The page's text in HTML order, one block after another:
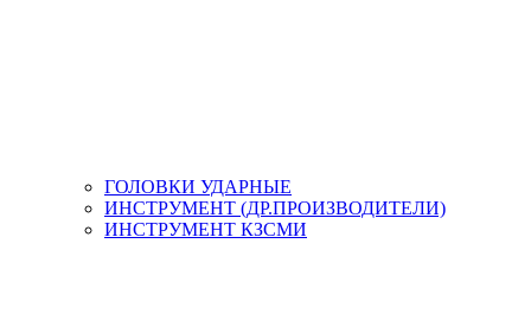
ГОЛОВКИ УДАРНЫЕ
ИНСТРУМЕНТ (ДР.ПРОИЗВОДИТЕЛИ)
ИНСТРУМЕНТ КЗСМИ